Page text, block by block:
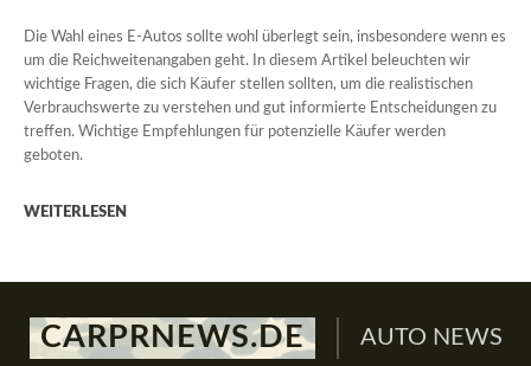
Die Wahl eines E-Autos sollte wohl überlegt sein, insbesondere wenn es
um die Reichweitenangaben geht. In diesem Artikel beleuchten wir
wichtige Fragen, die sich Käufer stellen sollten, um die realistischen
Verbrauchswerte zu verstehen und gut informierte Entscheidungen zu
treffen. Wichtige Empfehlungen für potenzielle Käufer werden
geboten.
WEITERLESEN
CARPRNEWS.DE AUTO NEWS